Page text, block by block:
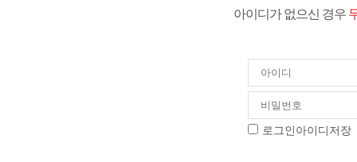
아이디가 없으신 경우
로그인아이디저장